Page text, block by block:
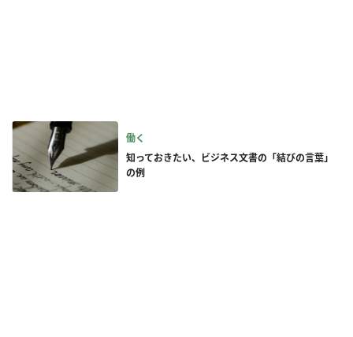
働く
知っておきたい、ビジネス文書の「結びの言葉」
の例